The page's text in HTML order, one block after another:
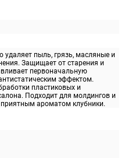
удаляет пыль, грязь, масляные и
Защищает от старения и
первоначальную
эффектом.
пластиковых и
Подходит для молдингов и
ароматом клубники.